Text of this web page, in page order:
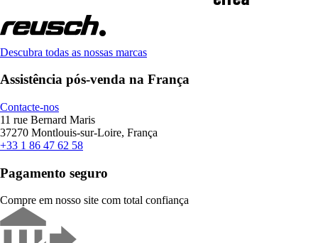
Descubra todas as nossas marcas
Assistência pós-venda na França
Contacte-nos
11 rue Bernard Maris
37270 Montlouis-sur-Loire, França
+33 1 86 47 62 58
Pagamento seguro
Compre em nosso site com total confiança